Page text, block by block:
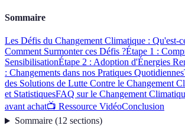
Sommaire
Les Défis du Changement Climatique : Qu'est-
Comment Surmonter ces Défis ?Étape 1 :
SensibilisationÉtape 2 : Adoption d'Énergies
: Changements dans nos Pratiques Quotidiennes
des Solutions de Lutte Contre le Changement
et StatistiquesFAQ sur le Changement
avant achat📺 Ressource VidéoConclusion
Sommaire(12 sections)